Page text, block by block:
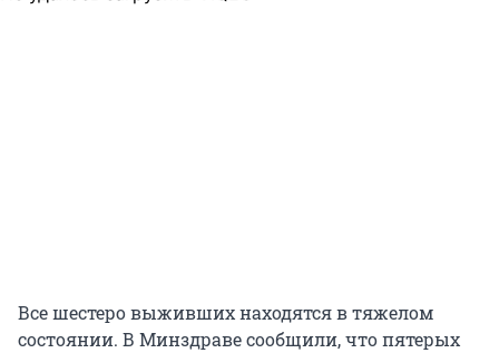
Все шестеро выживших находятся в тяжелом
состоянии. В Минздраве сообщили, что пятерых